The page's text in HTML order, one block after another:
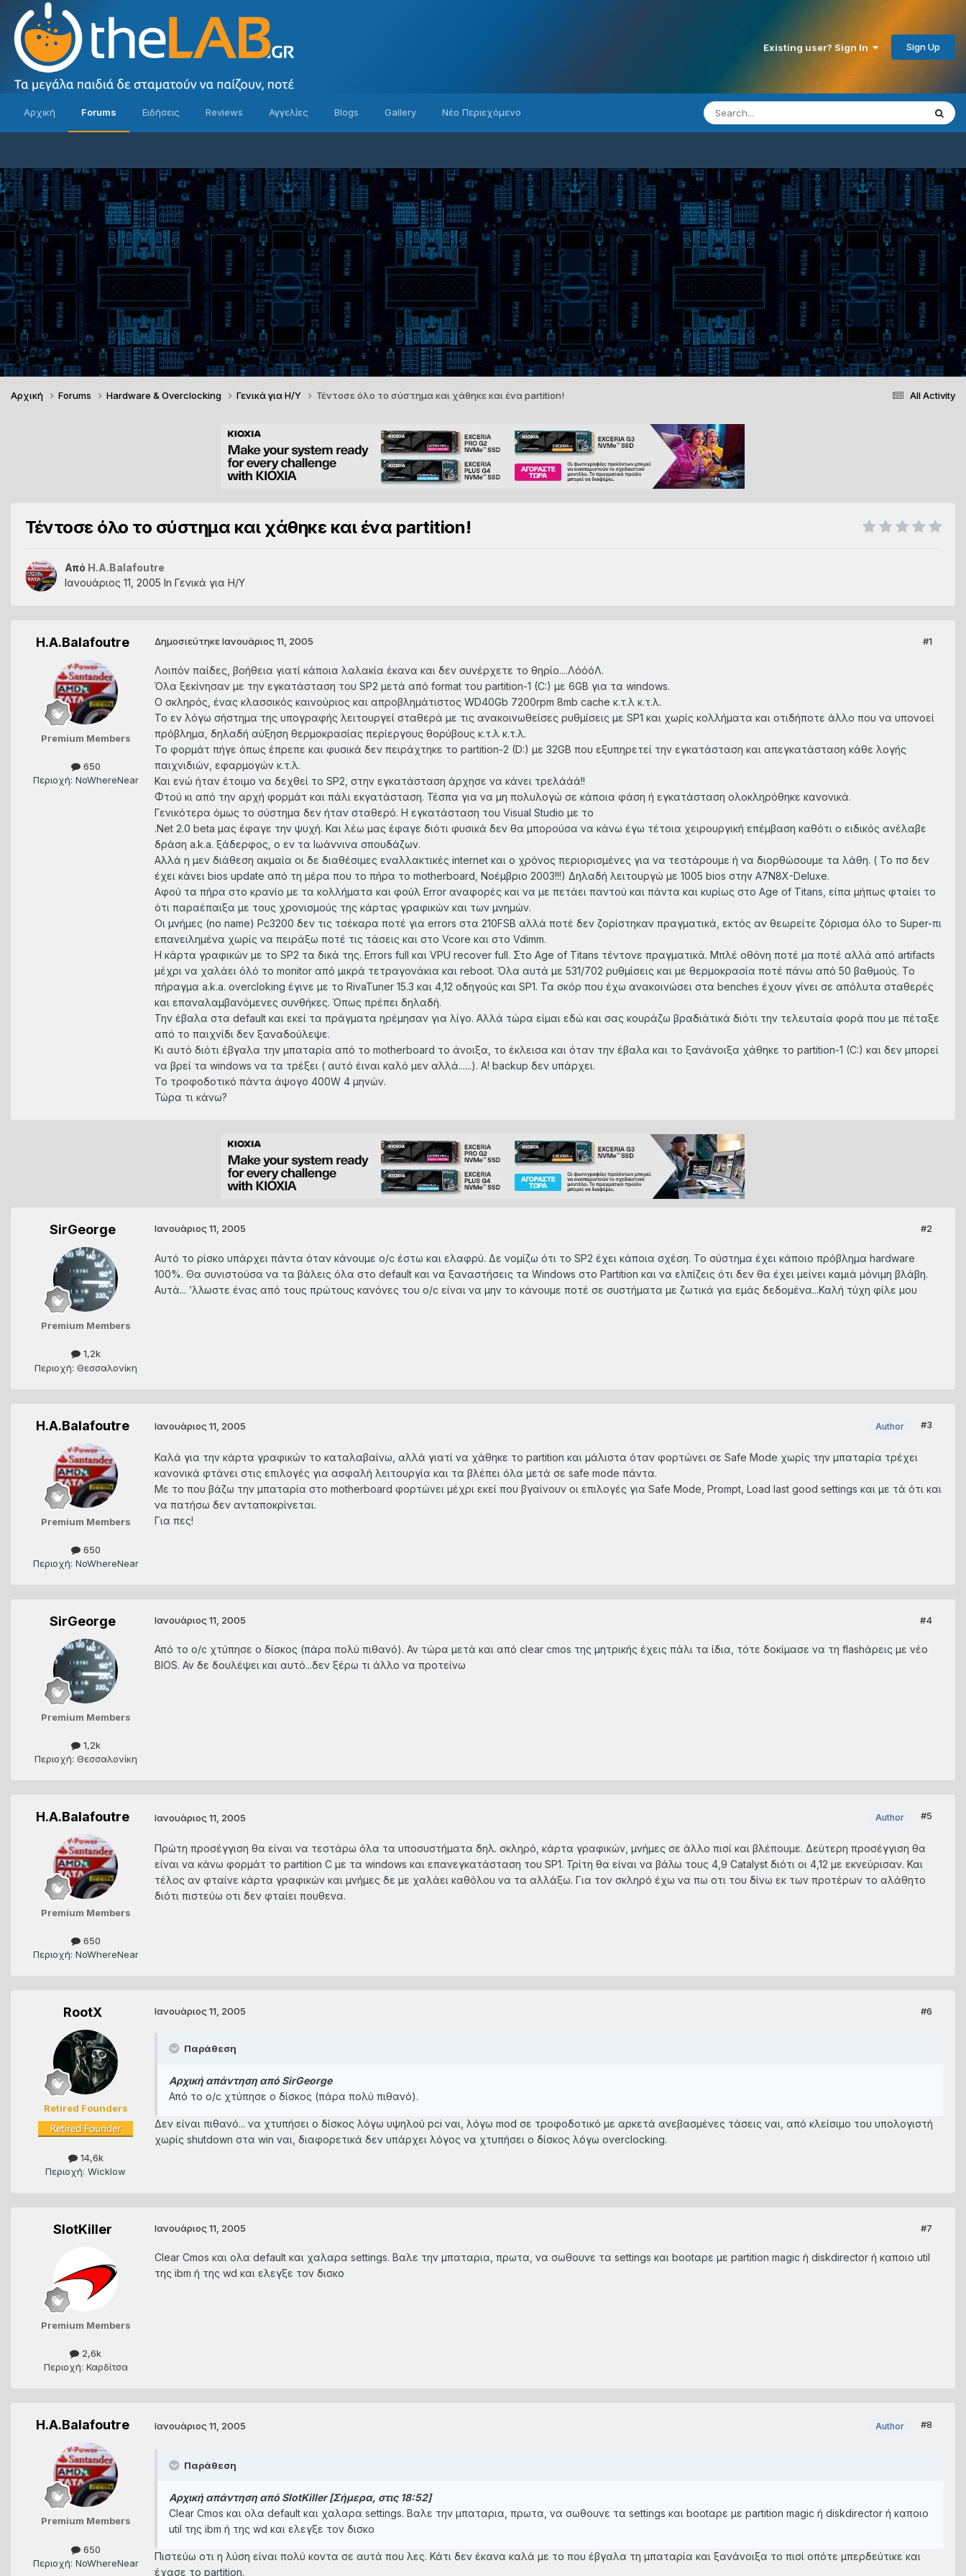
Existing user? Sign In Sign Up
Αρχική Forums Ειδήσεις Reviews Αγγελίες Blogs Gallery Νέο Περιεχόμενο
All Activity
Αρχική Forums Hardware & Overclocking Γενικά για Η/Υ Τέντοσε όλο το σύστημα και χάθηκε και ένα partition!
Τέντοσε όλο το σύστημα και χάθηκε και ένα partition!
Από H.A.Balafoutre
Ιανουάριος 11, 2005 In Γενικά για Η/Υ
H.A.Balafoutre
Premium Members
650
Περιοχή: NoWhereNear
#1
ΔημοσιεύτηκεΙανουάριος 11, 2005
Λοιπόν παίδες, βοήθεια γιατί κάποια λαλακία έκανα και δεν συνέρχετε το θηρίο....ΛόόόΛ.
Όλα ξεκίνησαν με την εγκατάσταση του SP2 μετά από format του partition-1 (C:) με 6GB για τα windows.
Ο σκληρός, ένας κλασσικός καινούριος και απροβλημάτιστος WD40Gb 7200rpm 8mb cache κ.τ.λ κ.τ.λ.
Το εν λόγω σήστημα της υπογραφής λειτουργεί σταθερά με τις ανακοινωθείσες ρυθμίσεις με SP1 και χωρίς κολλήματα και οτιδήποτε άλλο που να υπονοεί
πρόβλημα, δηλαδή αύξηση θερμοκρασίας περίεργους θορύβους κ.τ.λ κ.τ.λ.
Το φορμάτ πήγε όπως έπρεπε και φυσικά δεν πειράχτηκε το partition-2 (D:) με 32GB που εξυπηρετεί την εγκατάσταση και απεγκατάσταση κάθε λογής
παιχνιδιών, εφαρμογών κ.τ.λ.
Και ενώ ήταν έτοιμο να δεχθεί το SP2, στην εγκατάσταση άρχησε να κάνει τρελάάά!!
Φτού κι από την αρχή φορμάτ και πάλι εκγατάσταση. Τέσπα για να μη πολυλογώ σε κάποια φάση ή εγκατάσταση ολοκληρόθηκε κανονικά.
Γενικότερα όμως το σύστημα δεν ήταν σταθερό. Η εγκατάσταση του Visual Studio με το
.Net 2.0 beta μας έφαγε την ψυχή. Και λέω μας έφαγε διότι φυσικά δεν θα μπορούσα να κάνω έγω τέτοια χειρουργική επέμβαση καθότι ο ειδικός ανέλαβε
δράση a.k.a. ξάδερφος, o εν τα Ιωάννινα σπουδάζων.
Αλλά η μεν διάθεση ακμαία οι δε διαθέσιμες εναλλακτικές internet και ο χρόνος περιορισμένες για να τεστάρουμε ή να διορθώσουμε τα λάθη. ( Το πσ δεν
έχει κάνει bios update από τη μέρα που το πήρα το motherboard, Νοέμβριο 2003!!!) Δηλαδή λειτουργώ με 1005 bios στην A7N8X-Deluxe.
Αφού τα πήρα στο κρανίο με τα κολλήματα και φούλ Error αναφορές και να με πετάει παντού και πάντα και κυρίως στο Age of Titans, είπα μήπως φταίει το
ότι παραέπαιξα με τους χρονισμούς της κάρτας γραφικών και των μνημών.
Οι μνήμες (no name) Pc3200 δεν τις τσέκαρα ποτέ για errors στα 210FSB αλλά ποτέ δεν ζορίστηκαν πραγματικά, εκτός αν θεωρείτε ζόρισμα όλο το Super-πι
επανειλημένα χωρίς να πειράξω ποτέ τις τάσεις και στο Vcore και στο Vdimm.
Η κάρτα γραφικών με το SP2 τα δικά της. Errors full και VPU recover full. Στο Age of Titans τέντονε πραγματικά. Μπλέ οθόνη ποτέ μα ποτέ αλλά από artifacts
μέχρι να χαλάει όλό το monitor από μικρά τετραγονάκια και reboot. Όλα αυτά με 531/702 ρυθμίσεις και με θερμοκρασία ποτέ πάνω από 50 βαθμούς. Το
πήραγμα a.k.a. overcloking έγινε με το RivaTuner 15.3 και 4,12 οδηγούς και SP1. Τα σκόρ που έχω ανακοινώσει στα benches έχουν γίνει σε απόλυτα σταθερές
και επαναλαμβανόμενες συνθήκες. Όπως πρέπει δηλαδή.
Την έβαλα στα default και εκεί τα πράγματα ηρέμησαν για λίγο. Αλλά τώρα είμαι εδώ και σας κουράζω βραδιάτικά διότι την τελευταία φορά που με πέταξε
από το παιχνίδι δεν ξαναδούλεψε.
Κι αυτό διότι έβγαλα την μπαταρία από το motherboard το άνοιξα, το έκλεισα και όταν την έβαλα και το ξανάνοιξα χάθηκε το partition-1 (C:) και δεν μπορεί
να βρεί τα windows να τα τρέξει ( αυτό έιναι καλό μεν αλλά......). Α! backup δεν υπάρχει.
Το τροφοδοτικό πάντα άψογο 400W 4 μηνών.
Τώρα τι κάνω?
SirGeorge
Premium Members
1,2k
Περιοχή: Θεσσαλονίκη
#2
Ιανουάριος 11, 2005
Aυτό το ρίσκο υπάρχει πάντα όταν κάνουμε o/c έστω και ελαφρύ. Δε νομίζω ότι το SP2 έχει κάποια σχέση. Το σύστημα έχει κάποιο πρόβλημα hardware
100%. Θα συνιστούσα να τα βάλεις όλα στο default και να ξαναστήσεις τα Windows στο Partition και να ελπίζεις ότι δεν θα έχει μείνει καμιά μόνιμη βλάβη.
Αυτά... ’λλωστε ένας από τους πρώτους κανόνες του o/c είναι να μην το κάνουμε ποτέ σε συστήματα με ζωτικά για εμάς δεδομένα...Καλή τύχη φίλε μου
H.A.Balafoutre
Premium Members
650
Περιοχή: NoWhereNear
Author #3
Ιανουάριος 11, 2005
Καλά για την κάρτα γραφικών το καταλαβαίνω, αλλά γιατί να χάθηκε το partition και μάλιστα όταν φορτώνει σε Safe Mode χωρίς την μπαταρία τρέχει
κανονικά φτάνει στις επιλογές για ασφαλή λειτουργία και τα βλέπει όλα μετά σε safe mode πάντα.
Με το που βάζω την μπαταρία στο motherboard φορτώνει μέχρι εκεί που βγαίνουν οι επιλογές για Safe Mode, Prompt, Load last good settings και με τά ότι και
να πατήσω δεν ανταποκρίνεται.
Για πες!
SirGeorge
Premium Members
1,2k
Περιοχή: Θεσσαλονίκη
#4
Ιανουάριος 11, 2005
Από το ο/c χτύπησε ο δίσκος (πάρα πολύ πιθανό). Αν τώρα μετά και από clear cmos της μητρικής έχεις πάλι τα ίδια, τότε δοκίμασε να τη flashάρεις με νέο
BIOS. Αν δε δουλέψει και αυτό...δεν ξέρω τι άλλο να προτείνω
H.A.Balafoutre
Premium Members
650
Περιοχή: NoWhereNear
Author #5
Ιανουάριος 11, 2005
Πρώτη προσέγγιση θα είναι να τεστάρω όλα τα υποσυστήματα δηλ. σκληρό, κάρτα γραφικών, μνήμες σε άλλο πισί και βλέπουμε. Δεύτερη προσέγγιση θα
είναι να κάνω φορμάτ το partition C με τα windows και επανεγκατάσταση του SP1. Τρίτη θα είναι να βάλω τους 4,9 Catalyst διότι οι 4,12 με εκνεύρισαν. Και
τέλος αν φταίνε κάρτα γραφικών και μνήμες δε με χαλάει καθόλου να τα αλλάξω. Για τον σκληρό έχω να πω οτι του δίνω εκ των προτέρων το αλάθητο
διότι πιστεύω οτι δεν φταίει πουθενα.
RootX
Retired Founders
14,6k
Περιοχή: Wicklow
#6
Ιανουάριος 11, 2005
Παράθεση
Αρχική απάντηση από SirGeorge
Από το ο/c χτύπησε ο δίσκος (πάρα πολύ πιθανό).
Δεν είναι πιθανό... να χτυπήσει ο δίσκος λόγω υψηλού pci ναι, λόγω mod σε τροφοδοτικό με αρκετά ανεβασμένες τάσεις ναι, από κλείσιμο του υπολογιστή
χωρίς shutdown στα win ναι, διαφορετικά δεν υπάρχει λόγος να χτυπήσει ο δίσκος λόγω overclocking.
SlotKiller
Premium Members
2,6k
Περιοχή: Καρδίτσα
#7
Ιανουάριος 11, 2005
Clear Cmos και ολα default και χαλαρα settings. Βαλε την μπαταρια, πρωτα, να σωθουνε τα settings και bootαρε με partition magic ή diskdirector ή καποιο util
της ibm ή της wd και ελεγξε τον δισκο
H.A.Balafoutre
Premium Members
650
Περιοχή: NoWhereNear
Author #8
Ιανουάριος 11, 2005
Παράθεση
Αρχική απάντηση από SlotKiller [Σήμερα, στις 18:52]
Clear Cmos και ολα default και χαλαρα settings. Βαλε την μπαταρια, πρωτα, να σωθουνε τα settings και bootαρε με partition magic ή diskdirector ή καποιο
util της ibm ή της wd και ελεγξε τον δισκο
Πιστεύω οτι η λύση είναι πολύ κοντα σε αυτά που λες. Κάτι δεν έκανα καλά με το που έβγαλα τη μπαταρία και ξανάνοιξα το πισί οπότε μπερδεύτικε και
έχασε το partition.